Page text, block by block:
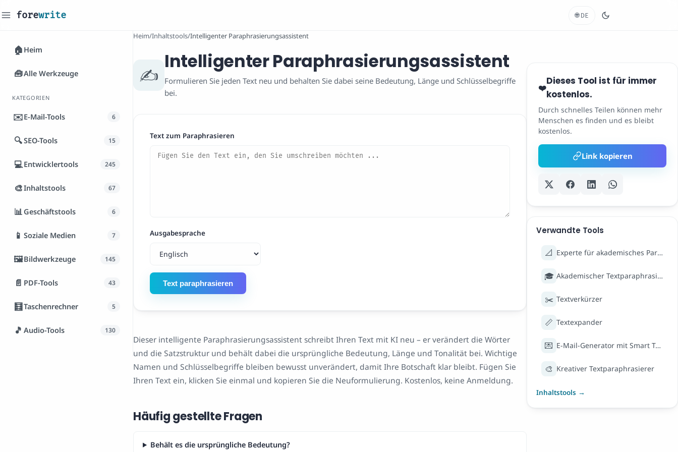
forewrite 🌐 DE
🏠 Heim
🧰Alle Werkzeuge
KATEGORIEN
✉️E-Mail-Tools 6
🔍SEO-Tools 15
💻Entwicklertools 245
🎨Inhaltstools 67
📊 Geschäftstools 6
📱 Soziale Medien 7
🖼️Bildwerkzeuge 145
📄 PDF-Tools 43
🧮Taschenrechner 5
🎵 Audio-Tools 130
Heim/Inhaltstools/Intelligenter Paraphrasierungsassistent
✍️
Intelligenter Paraphrasierungsassistent
Formulieren Sie jeden Text neu und behalten Sie dabei seine Bedeutung, Länge und Schlüsselbegriffe
bei.
Text zum Paraphrasieren
Ausgabesprache
Text paraphrasieren
Dieser intelligente Paraphrasierungsassistent schreibt Ihren Text mit KI neu – er verändert die Wörter
und die Satzstruktur und behält dabei die ursprüngliche Bedeutung, Länge und Tonalität bei. Wichtige
Namen und Schlüsselbegriffe bleiben bewusst unverändert, damit Ihre Botschaft klar bleibt. Fügen Sie
Ihren Text ein, klicken Sie einmal und kopieren Sie die Neuformulierung. Kostenlos, keine Anmeldung.
Häufig gestellte Fragen
Behält es die ursprüngliche Bedeutung?
❤️
Dieses Tool ist für immer
kostenlos.
Durch schnelles Teilen können mehr
Menschen es finden und es bleibt
kostenlos.
Link kopieren
Verwandte Tools
📐 Experte für akademisches Paraphrasieren
🎓 Akademischer Textparaphrasierer
✂️ Textverkürzer
📏 Textexpander
💌 E-Mail-Generator mit Smart Tone
🎨 Kreativer Textparaphrasierer
Inhaltstools →